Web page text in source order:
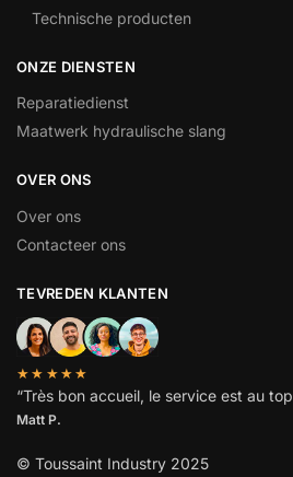
Technische producten
ONZE DIENSTEN
Reparatiedienst
Maatwerk hydraulische slang
OVER ONS
Over ons
Contacteer ons
TEVREDEN KLANTEN
★★★★★
“Très bon accueil, le service est au top
Matt P.
© Toussaint Industry 2025